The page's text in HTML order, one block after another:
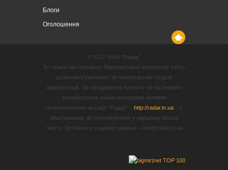
Блоги
Оголошення
© 2012-2016 “Радар”
Усі права застережено. Використання матеріалів сайту
дозволено виключно за попередньою згодою
адміністрації. За погодженого повного чи часткового
використання наших матеріалів активне
гіперпосилання на сайт “Радар” – http://radar.in.ua– є
обов’язковим до опублікування у першому абзаці
тексту. Зв’язатися з адміністрацією – info@radar.in.ua